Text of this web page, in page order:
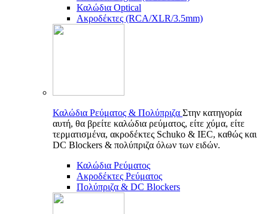
Καλώδια Optical
Ακροδέκτες (RCA/XLR/3.5mm)
Καλώδια Ρεύματος & Πολύπριζα Στην κατηγορία
αυτή, θα βρείτε καλώδια ρεύματος, είτε χύμα, είτε
τερματισμένα, ακροδέκτες Schuko & IEC, καθώς και
DC Blockers & πολύπριζα όλων των ειδών.
Καλώδια Ρεύματος
Ακροδέκτες Ρεύματος
Πολύπριζα & DC Blockers